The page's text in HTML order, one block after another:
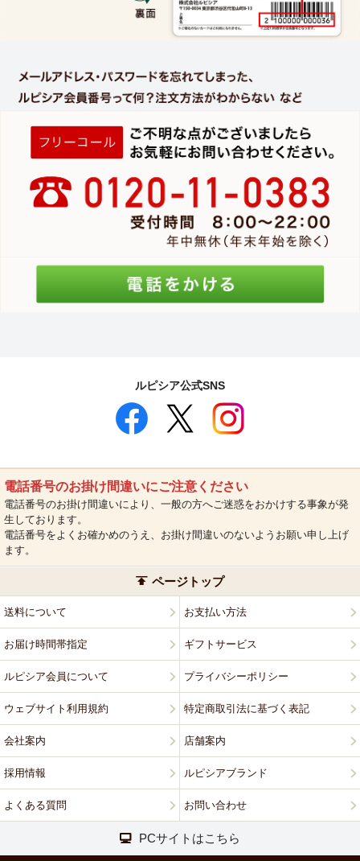
ルピシア公式SNS
電話番号のお掛け間違いにご注意ください
電話番号のお掛け間違いにより、一般の方へご迷惑をおかけする事象が発
生しております。
電話番号をよくお確かめのうえ、お掛け間違いのないようお願い申し上げ
ます。
ページトップ
送料について お支払い方法
お届け時間帯指定 ギフトサービス
ルピシア会員について プライバシーポリシー
ウェブサイト利用規約 特定商取引法に基づく表記
会社案内 店舗案内
採用情報 ルピシアブランド
よくある質問 お問い合わせ
PCサイトはこちら